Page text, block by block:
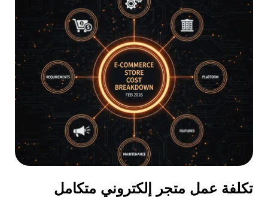
تكلفة عمل متجر إلكتروني متكامل